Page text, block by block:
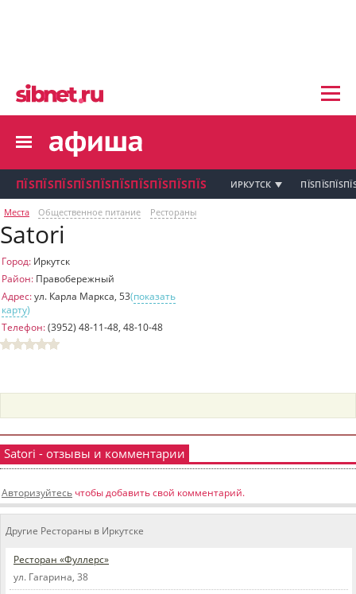
пїЅпїЅпїЅпїЅпїЅпїЅпїЅпїЅ
пїЅпїЅпїЅпїЅпїЅпїЅпїЅ
пїЅпїЅпїЅпїЅпїЅ
пїЅпїЅпїЅ пїЅпїЅпїЅпїЅпїЅпїЅпїЅ
пїЅпїЅпїЅ пїЅпїЅпїЅпїЅпїЅпїЅпїЅ
пїЅпїЅпїЅ
пїЅпїЅпїЅпїЅпїЅпїЅпїЅпїЅпїЅ
пїЅпїЅпїЅ пїЅпїЅпїЅпїЅпїЅ
пїЅпїЅпїЅ пїЅпїЅпїЅпїЅпїЅпїЅ
пїЅпїЅпїЅпїЅпїЅ
пїЅпїЅпїЅпїЅпїЅпїЅпїЅпїЅпїЅпїЅ
пїЅпїЅпїЅ пїЅпїЅпїЅпїЅпїЅпїЅпїЅ
пїЅпїЅпїЅ пїЅпїЅпїЅпїЅпїЅпїЅпїЅ
пїЅпїЅпїЅ
пїЅпїЅпїЅ пїЅпїЅпїЅпїЅпїЅ
пїЅпїЅпїЅ пїЅпїЅпїЅпїЅпїЅпїЅ
ПЇЅПЇЅПЇЅПЇЅПЇЅПЇЅПЇЅПЇЅПЇЅПЇЅ ИРКУТСК
Места Общественное питание Рестораны
Satori
Город: Иркутск
Район: Правобережный
Адрес:ул. Карла Маркса, 53(показать
карту)
Телефон:(3952) 48-11-48, 48-10-48
Satori - отзывы и комментарии
Авторизуйтесь чтобы добавить свой комментарий.
Другие Рестораны в Иркутске
Ресторан «Фуллерс»
ул. Гагарина, 38